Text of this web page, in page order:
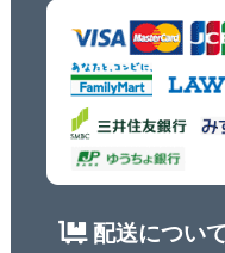
配送につい